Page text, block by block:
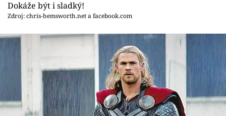
Dokáže být i sladký!
Zdroj: chris-hemsworth.net a facebook.com